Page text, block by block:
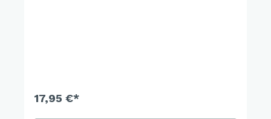
17,95 €*